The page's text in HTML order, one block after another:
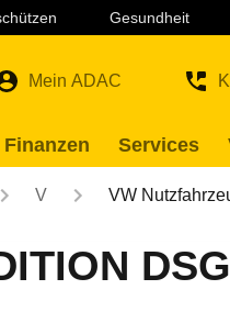
Gesundheit
Mein ADAC
Services
V VW